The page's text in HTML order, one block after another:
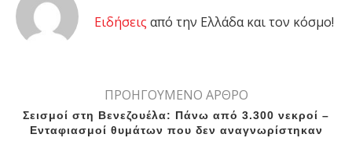
Eιδήσεις από την Ελλάδα και τον κόσμο!
ΠΡΟΗΓΟΥΜΕΝΟ ΑΡΘΡΟ
Σεισμοί στη Βενεζουέλα: Πάνω από 3.300 νεκροί –
Eνταφιασμοί θυμάτων που δεν αναγνωρίστηκαν